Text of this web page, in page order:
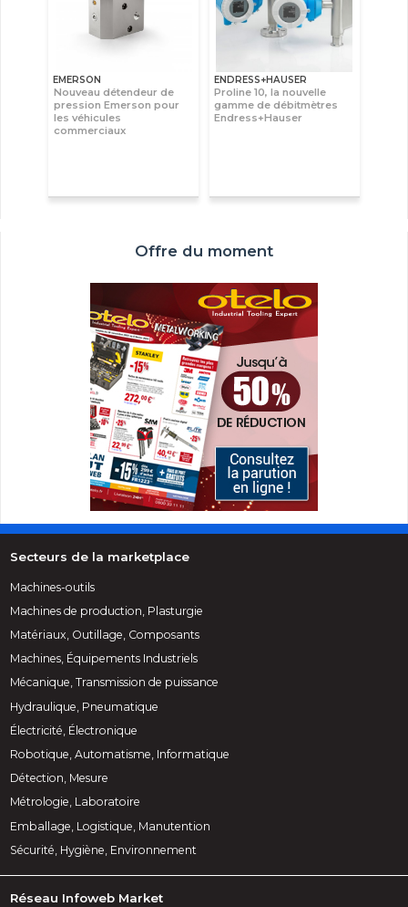
EMERSON
Nouveau détendeur de
pression Emerson pour
les véhicules
commerciaux
ENDRESS+HAUSER
Proline 10, la nouvelle
gamme de débitmètres
Endress+Hauser
Offre du moment
Secteurs de la marketplace
Machines-outils
Machines de production, Plasturgie
Matériaux, Outillage, Composants
Machines, Équipements Industriels
Mécanique, Transmission de puissance
Hydraulique, Pneumatique
Électricité, Électronique
Robotique, Automatisme, Informatique
Détection, Mesure
Métrologie, Laboratoire
Emballage, Logistique, Manutention
Sécurité, Hygiène, Environnement
Réseau Infoweb Market